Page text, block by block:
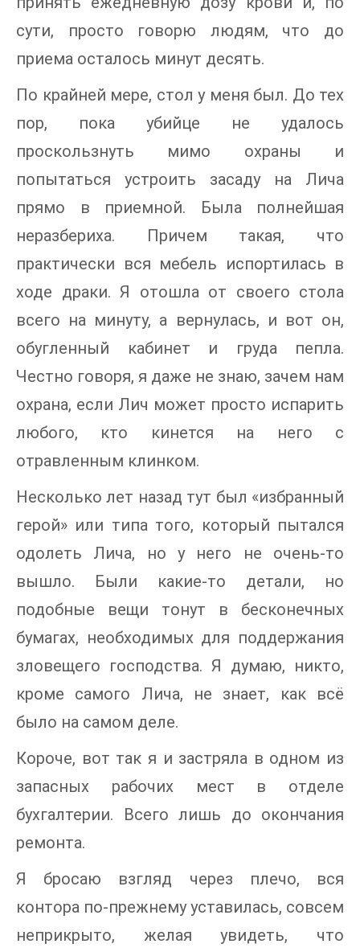
сути, просто говорю людям, что до
приема осталось минут десять.
По крайней мере, стол у меня был. До тех
пор, пока убийце не удалось
проскользнуть мимо охраны и
попытаться устроить засаду на Лича
прямо в приемной. Была полнейшая
неразбериха. Причем такая, что
практически вся мебель испортилась в
ходе драки. Я отошла от своего стола
всего на минуту, а вернулась, и вот он,
обугленный кабинет и груда пепла.
Честно говоря, я даже не знаю, зачем нам
охрана, если Лич может просто испарить
любого, кто кинется на него с
отравленным клинком.
Несколько лет назад тут был «избранный
герой» или типа того, который пытался
одолеть Лича, но у него не очень-то
вышло. Были какие-то детали, но
подобные вещи тонут в бесконечных
бумагах, необходимых для поддержания
зловещего господства. Я думаю, никто,
кроме самого Лича, не знает, как всё
было на самом деле.
Короче, вот так я и застряла в одном из
запасных рабочих мест в отделе
бухгалтерии. Всего лишь до окончания
ремонта.
Я бросаю взгляд через плечо, вся
контора по-прежнему уставилась, совсем
неприкрыто, желая увидеть, что